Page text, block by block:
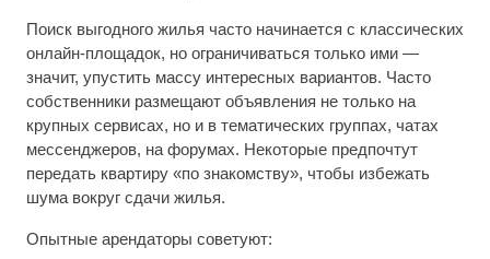
Поиск выгодного жилья часто начинается с классических
онлайн-площадок, но ограничиваться только ими —
значит, упустить массу интересных вариантов. Часто
собственники размещают объявления не только на
крупных сервисах, но и в тематических группах, чатах
мессенджеров, на форумах. Некоторые предпочтут
передать квартиру «по знакомству», чтобы избежать
шума вокруг сдачи жилья.
Опытные арендаторы советуют: